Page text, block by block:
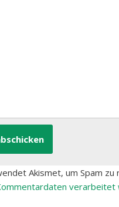
Akismet, um Spam zu
verarbeitet